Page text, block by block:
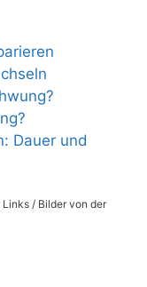
Dauer und
/ Bilder von der